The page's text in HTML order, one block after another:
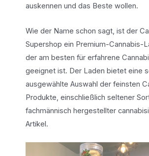
auskennen und das Beste wollen.
Wie der Name schon sagt, ist der
Supershop ein Premium-Cannabis-
der am besten für erfahrene
geeignet ist. Der Laden bietet eine
ausgewählte Auswahl der feinsten
Produkte, einschließlich seltener
fachmännisch hergestellter
Artikel.